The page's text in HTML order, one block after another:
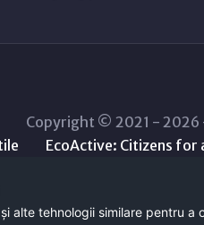
Copyright © 2021 - 2026
EcoActive: Citizens for
alte tehnologii similare pentru